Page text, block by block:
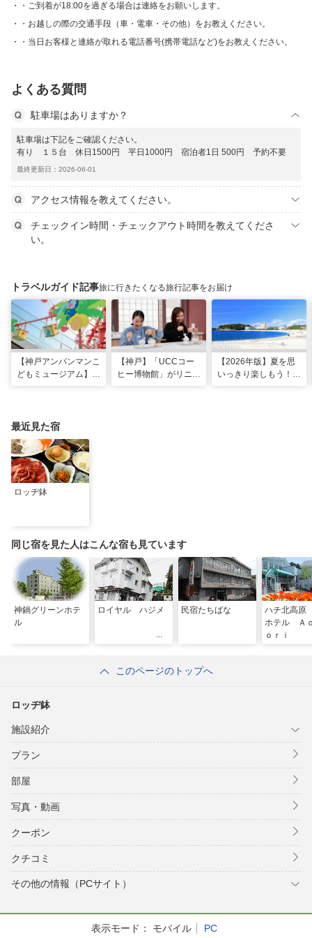
・ご到着が18:00を過ぎる場合は連絡をお願いします。
・お越しの際の交通手段（車・電車・その他）をお教えください。
・当日お客様と連絡が取れる電話番号(携帯電話など)をお教えください。
よくある質問
駐車場はありますか？
駐車場は下記をご確認ください。
有り １５台 休日1500円 平日1000円 宿泊者1日 500円 予約不要
最終更新日：2026-06-01
アクセス情報を教えてください。
チェックイン時間・チェックアウト時間を教えてくださ
い。
トラベルガイド記事旅に行きたくなる旅行記事をお届け
【神戸アンパンマンこ
どもミュージアム】夏
ふき飛ばそう
【神戸】「UCCコー
ヒー博物館」がリニュ
【2026年版】夏を思
いっきり楽しもう！関
最近見た宿
ロッヂ鉢
同じ宿を見た人はこんな宿も見ています
神鍋グリーンホテ
ル
ロイヤル ハジメ 民宿たちばな
ハチ北高
ホテル Ａ
ｏｒｉ
このページのトップへ
ロッヂ鉢
施設紹介
プラン
部屋
写真・動画
クーポン
クチコミ
その他の情報（PCサイト）
表示モード： モバイル PC